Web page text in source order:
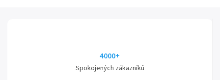
4000+
Spokojených zákazníků